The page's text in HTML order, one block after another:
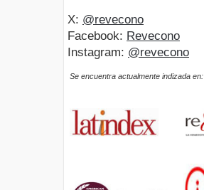
X: @revecono
Facebook: Revecono
Instagram: @revecono
Se encuentra actualmente indizada en: